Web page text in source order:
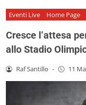
Eventi Live Home Page
Cresce l’attesa
allo Stadio
Raf Santillo - 11